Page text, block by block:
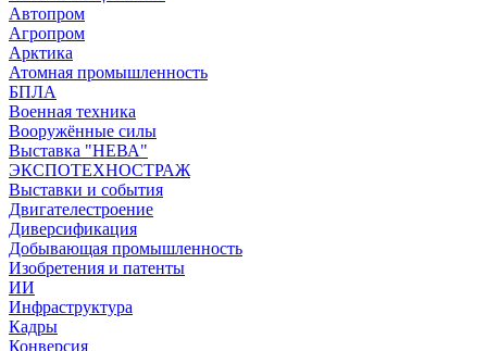
Автопром
Агропром
Арктика
Атомная промышленность
БПЛА
Военная техника
Вооружённые силы
Выставка "НЕВА"
ЭКСПОТЕХНОСТРАЖ
Выставки и события
Двигателестроение
Диверсификация
Добывающая промышленность
Изобретения и патенты
ИИ
Инфраструктура
Кадры
Конверсия